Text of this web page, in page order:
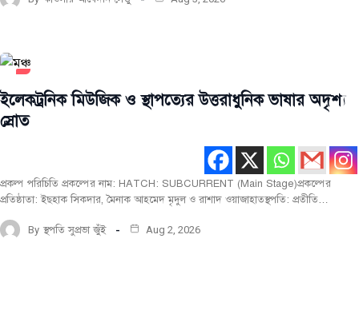
প্রকল্প
সর্বশেষ
ইলেকট্রনিক মিউজিক ও স্থাপত্যের উত্তরাধুনিক ভাষার অদৃশ্য
স্রোত
প্রকল্প পরিচিতি প্রকল্পের নাম: HATCH: SUBCURRENT (Main Stage)প্রকল্পের
প্রতিষ্ঠাতা: ইছহাক সিকদার, মৈনাক আহমেদ মৃদুল ও রাশাদ ওয়াজাহাতস্থপতি: প্রতীতি…
By স্থপতি সুপ্রভা জুঁই Aug 2, 2026